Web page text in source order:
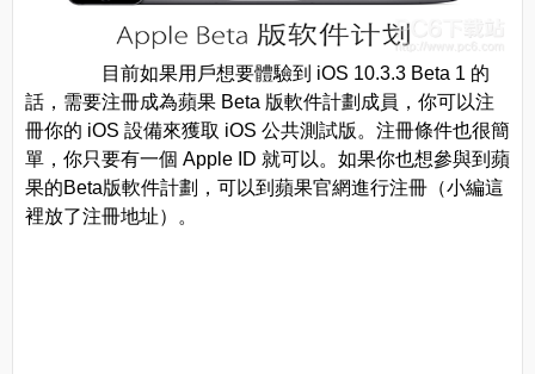
目前如果用戶想要體驗到 iOS 10.3.3 Beta 1 的
話，需要注冊成為蘋果 Beta 版軟件計劃成員，你可以注
冊你的 iOS 設備來獲取 iOS 公共測試版。注冊條件也很簡
單，你只要有一個 Apple ID 就可以。如果你也想參與到蘋
果的Beta版軟件計劃，可以到蘋果官網進行注冊（小編這
裡放了注冊地址）。